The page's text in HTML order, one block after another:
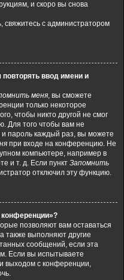
и скоро вы снова
свяжитесь с администратором
ввод имени и
меня, вы сможете
только некоторое
чтобы никто другой не смог
Для того чтобы вам не
и пароль каждый раз, вы можете
при входе на конференцию. Не
компьютере, например в
и т. д. Если пункт Запомнить
отключил эту функцию.
позволяют вам оставаться
также выполняют другие
сообщений, если эта
Если вы испытываете
выходом с конференции,